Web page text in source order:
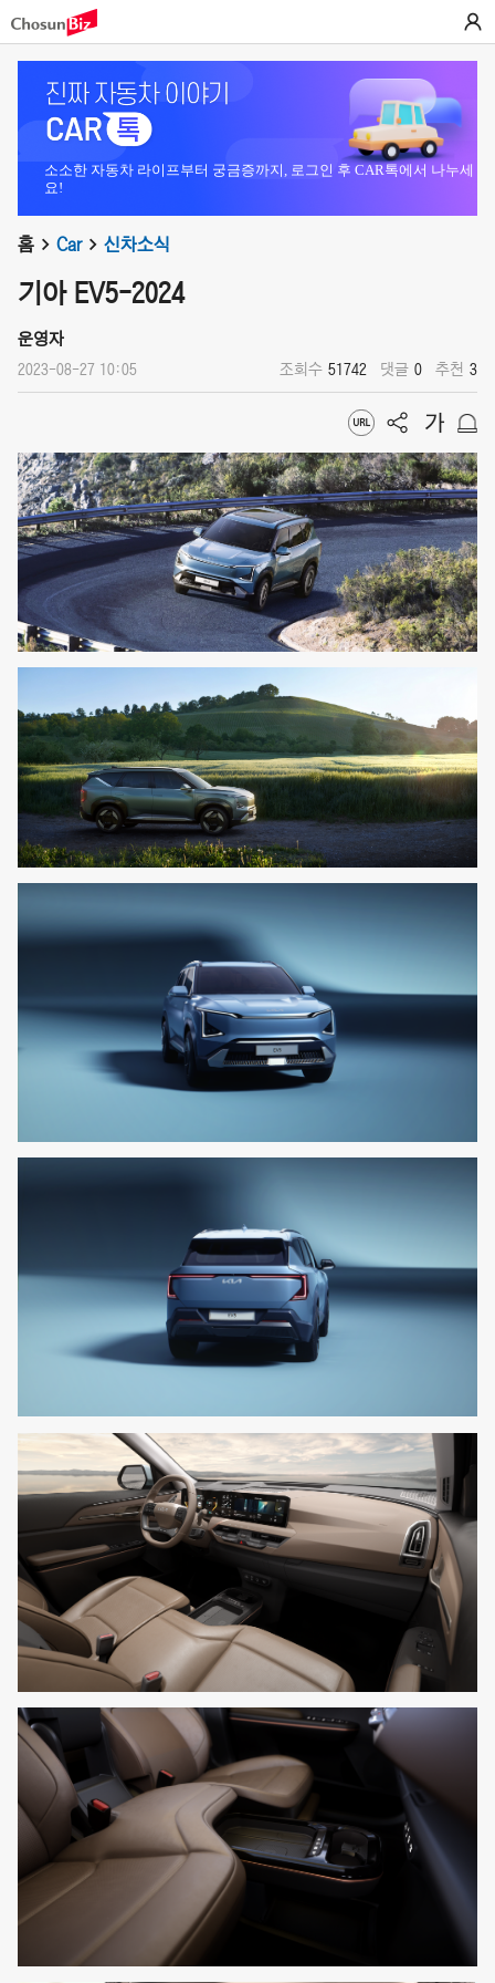
소소한 자동차 라이프부터 궁금증까지, 로그인 후 CAR톡에서 나누세
요!
홈 Car 신차소식
기아 EV5-2024
운영자
2023-08-27 10:05 조회수 51742 댓글 0 추천 3